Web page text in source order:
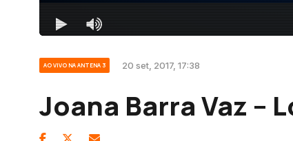
AO VIVO NA ANTENA 3 20 set, 2017, 17:38
Joana Barra Vaz –